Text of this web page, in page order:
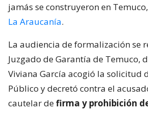
jamás se construyeron en
La Araucanía.
La audiencia de formalización se
Juzgado de Garantía de Temuco,
Viviana García acogió la solicitud
Público y decretó contra el
cautelar defirma y prohibición